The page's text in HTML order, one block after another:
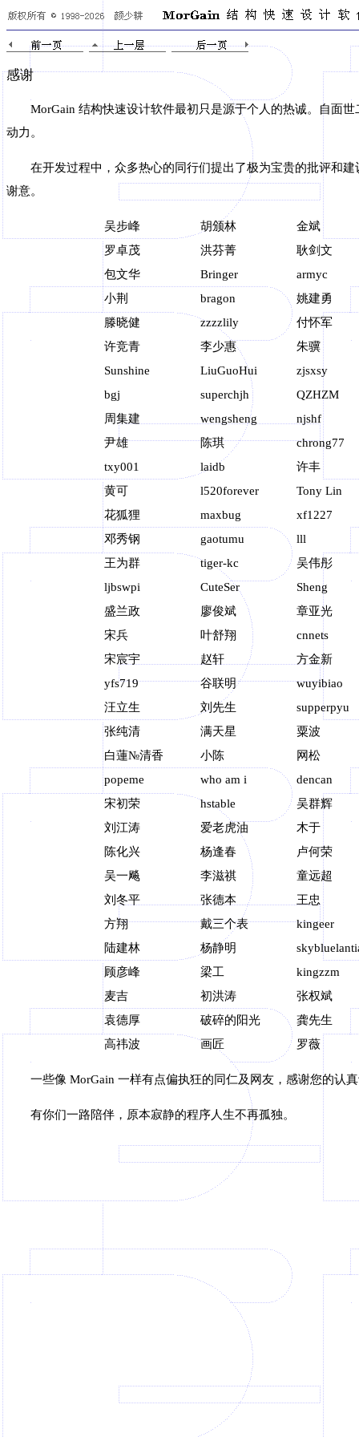
感谢
MorGain 结构快速设计软件最初只是源于个人的热诚。自面世
动力。
在开发过程中，众多热心的同行们提出了极为宝贵的批评和建
谢意。
吴步峰 胡颁林
金斌
罗卓茂
洪芬菁
耿剑文
包文华
Bringer
armyc
小荆
bragon
姚建勇
滕晓健
zzzzlily
付怀军
许竞青
李少惠
朱骥
Sunshine
LiuGuoHui
zjsxsy
bgj
superchjh
QZHZM
周集建
wengsheng
njshf
尹雄
陈琪
chrong77
txy001
laidb
许丰
黄可
l520forever
Tony Lin
花狐狸
maxbug
xf1227
邓秀钢
gaotumu
lll
王为群
tiger-kc
吴伟彤
ljbswpi
CuteSer
Sheng
盛兰政
廖俊斌
章亚光
宋兵
叶舒翔
cnnets
宋宸宇
赵轩
方金新
yfs719
谷联明
wuyibiao
汪立生
刘先生
supperpyu
张纯清
满天星
粟波
白蓮№清香
小陈
网松
popeme
who am i
dencan
宋初荣
hstable
吴群辉
刘江涛
爱老虎油
木于
陈化兴
杨逢春
卢何荣
吴一飚
李滋祺
童远超
刘冬平
张德本
王忠
方翔
戴三个表
kingeer
陆建林
杨静明
顾彦峰
梁工
kingzzm
麦吉
初洪涛
张权斌
袁德厚
破碎的阳光
龚先生
高祎波
画匠 罗薇
一些像 MorGain 一样有点偏执狂的同仁及网友，感谢您的认
有你们一路陪伴，原本寂静的程序人生不再孤独。